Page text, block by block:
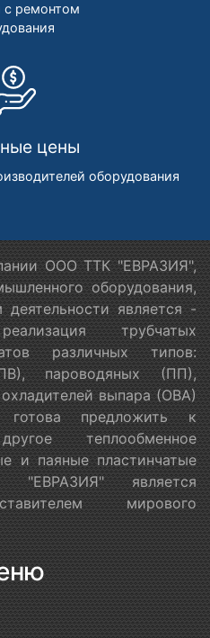
ремонтом
цены
оборудования
ООО ТТК "ЕВРАЗИЯ",
оборудования,
является -
трубчатых
различных типов:
пароводяных (ПП),
выпара (ОВА)
предложить к
теплообменное
и паяные пластинчатые
"ЕВРАЗИЯ" является
мирового